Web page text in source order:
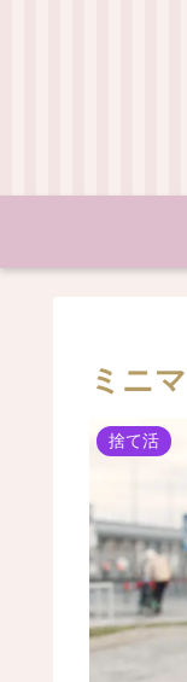
ミニ
捨て活